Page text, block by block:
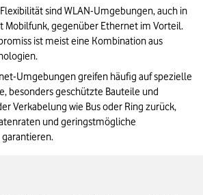
sind WLAN-Umgebungen, auch in
Mobilfunk, gegenüber Ethernet im Vorteil.
ist meist eine Kombination aus
Umgebungen greifen häufig auf spezielle
besonders geschützte Bauteile und
Verkabelung wie Bus oder Ring zurück,
und geringstmögliche